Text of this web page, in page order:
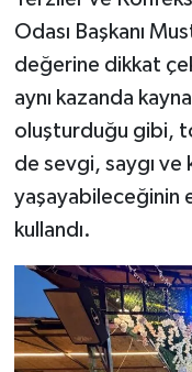
Odası Başkanı
değerine dikkat
aynı kazanda
oluşturduğu gibi,
de sevgi, saygı
yaşayabileceğinin
kullandı.